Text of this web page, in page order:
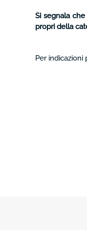
Si segnala
propri della
Per